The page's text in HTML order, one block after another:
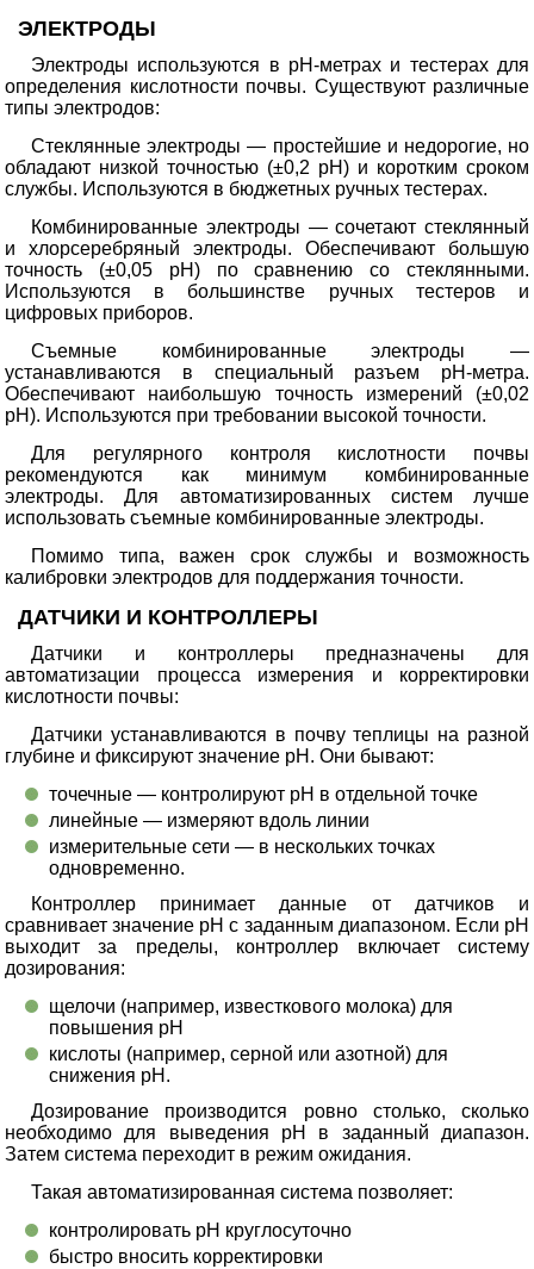
ЭЛЕКТРОДЫ
Электроды используются в pH-метрах и тестерах для
определения кислотности почвы. Существуют различные
типы электродов:
Стеклянные электроды — простейшие и недорогие, но
обладают низкой точностью (±0,2 pH) и коротким сроком
службы. Используются в бюджетных ручных тестерах.
Комбинированные электроды — сочетают стеклянный
и хлорсеребряный электроды. Обеспечивают большую
точность (±0,05 pH) по сравнению со стеклянными.
Используются в большинстве ручных тестеров и
цифровых приборов.
Съемные комбинированные электроды —
устанавливаются в специальный разъем pH-метра.
Обеспечивают наибольшую точность измерений (±0,02
pH). Используются при требовании высокой точности.
Для регулярного контроля кислотности почвы
рекомендуются как минимум комбинированные
электроды. Для автоматизированных систем лучше
использовать съемные комбинированные электроды.
Помимо типа, важен срок службы и возможность
калибровки электродов для поддержания точности.
ДАТЧИКИ И КОНТРОЛЛЕРЫ
Датчики и контроллеры предназначены для
автоматизации процесса измерения и корректировки
кислотности почвы:
Датчики устанавливаются в почву теплицы на разной
глубине и фиксируют значение pH. Они бывают:
точечные — контролируют pH в отдельной точке
линейные — измеряют вдоль линии
измерительные сети — в нескольких точках
одновременно.
Контроллер принимает данные от датчиков и
сравнивает значение pH с заданным диапазоном. Если pH
выходит за пределы, контроллер включает систему
дозирования:
щелочи (например, известкового молока) для
повышения pH
кислоты (например, серной или азотной) для
снижения pH.
Дозирование производится ровно столько, сколько
необходимо для выведения pH в заданный диапазон.
Затем система переходит в режим ожидания.
Такая автоматизированная система позволяет:
контролировать pH круглосуточно
быстро вносить корректировки